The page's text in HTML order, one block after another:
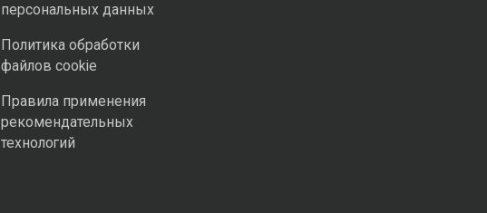
персональных данных
Политика обработки
файлов cookie
Правила применения
рекомендательных
технологий